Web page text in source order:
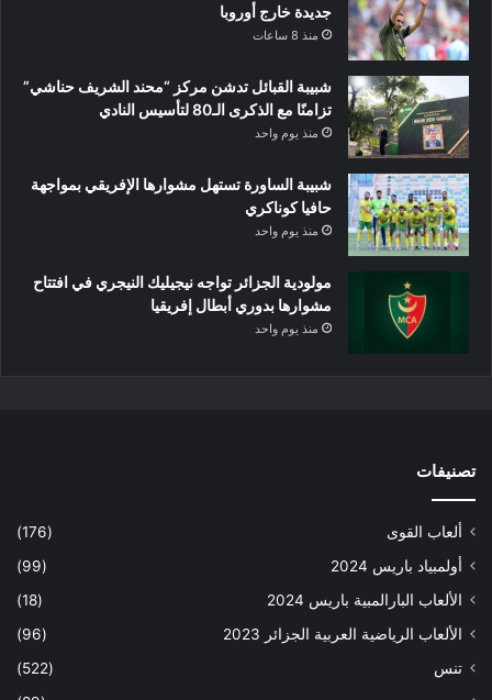
جديدة خارج أوروبا
منذ 8 ساعات
شبيبة القبائل تدشن مركز “محند الشريف حناشي”
تزامنًا مع الذكرى الـ80 لتأسيس النادي
منذ يوم واحد
شبيبة الساورة تستهل مشوارها الإفريقي بمواجهة
حافيا كوناكري
منذ يوم واحد
مولودية الجزائر تواجه نيجيليك النيجري في افتتاح
مشوارها بدوري أبطال إفريقيا
منذ يوم واحد
تصنيفات
ألعاب القوى
(176)
أولمبياد باريس 2024
(99)
الألعاب البارالمبية باريس 2024
(18)
الألعاب الرياضية العربية الجزائر 2023
(96)
تنس
(522)